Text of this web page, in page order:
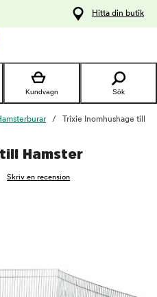
Hitta din butik
Kundvagn Sök
Trixie Inomhushage till
Hamster
Skriv en recension